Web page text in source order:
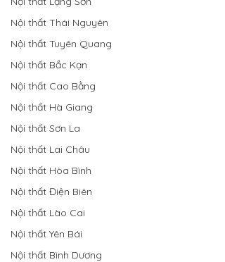
Nội thất Thái Nguyên
Nội thất Tuyên Quang
Nội thất Bắc Kạn
Nội thất Cao Bằng
Nội thất Hà Giang
Nội thất Sơn La
Nội thất Lai Châu
Nội thất Hòa Bình
Nội thất Điện Biên
Nội thất Lào Cai
Nội thất Yên Bái
Nội thất Bình Dương